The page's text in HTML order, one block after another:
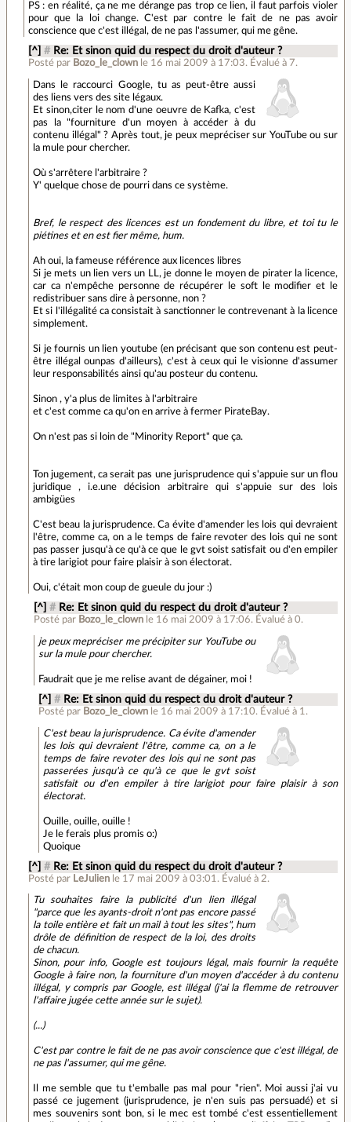
PS : en réalité, ça ne me dérange pas trop ce lien, il faut parfois violer
pour que la loi change. C'est par contre le fait de ne pas avoir
conscience que c'est illégal, de ne pas l'assumer, qui me gêne.
[^] # Re: Et sinon quid du respect du droit d'auteur ?
Posté par Bozo_le_clown le 16 mai 2009 à 17:03. Évalué à 7.
Dans le raccourci Google, tu as peut-être aussi
des liens vers des site légaux.
Et sinon,citer le nom d'une oeuvre de Kafka, c'est
pas la "fourniture d'un moyen à accéder à du
contenu illégal" ? Après tout, je peux mepréciser sur YouTube ou sur
la mule pour chercher.
Où s'arrêtere l'arbitraire ?
Y' quelque chose de pourri dans ce système.
Bref, le respect des licences est un fondement du libre, et toi tu le
piétines et en est fier même, hum.
Ah oui, la fameuse référence aux licences libres
Si je mets un lien vers un LL, je donne le moyen de pirater la licence,
car ca n'empêche personne de récupérer le soft le modifier et le
redistribuer sans dire à personne, non ?
Et si l'illégalité ca consistait à sanctionner le contrevenant à la licence
simplement.
Si je fournis un lien youtube (en précisant que son contenu est peut-
être illégal ounpas d'ailleurs), c'est à ceux qui le visionne d'assumer
leur responsabilités ainsi qu'au posteur du contenu.
Sinon , y'a plus de limites à l'arbitraire
et c'est comme ca qu'on en arrive à fermer PirateBay.
On n'est pas si loin de "Minority Report" que ça.
Ton jugement, ca serait pas une jurisprudence qui s'appuie sur un flou
juridique , i.e.une décision arbitraire qui s'appuie sur des lois
ambigües
C'est beau la jurisprudence. Ca évite d'amender les lois qui devraient
l'être, comme ca, on a le temps de faire revoter des lois qui ne sont
pas passer jusqu'à ce qu'à ce que le gvt soist satisfait ou d'en empiler
à tire larigiot pour faire plaisir à son électorat.
Oui, c'était mon coup de gueule du jour :)
[^] # Re: Et sinon quid du respect du droit d'auteur ?
Posté par Bozo_le_clown le 16 mai 2009 à 17:06. Évalué à 0.
je peuxmepréciserme précipiter sur YouTube ou
sur la mule pour chercher.
Faudrait que je me relise avant de dégainer, moi !
[^] # Re: Et sinon quid du respect du droit d'auteur ?
Posté par Bozo_le_clown le 16 mai 2009 à 17:10. Évalué à 1 .
C'est beau la jurisprudence. Ca évite d'amender
les lois qui devraient l'être, comme ca, on a le
temps de faire revoter des lois qui ne sont pas
passerées jusqu'à ce qu'à ce que le gvt soist
satisfait ou d'en empiler à tire larigiot pour faire plaisir à son
électorat.
Ouille, ouille, ouille !
Je le ferais plus promis o:)
Quoique
[^] # Re: Et sinon quid du respect du droit d'auteur ?
Posté par LeJulien le 17 mai 2009 à 03:01 . Évalué à 2.
Tu souhaites faire la publicité d'un lien illégal
"parce que les ayants-droit n'ont pas encore passé
la toile entière et fait un mail à tout les sites", hum
drôle de définition de respect de la loi, des droits
de chacun.
Sinon, pour info, Google est toujours légal, mais fournir la requête
Google à faire non, la fourniture d'un moyen d'accéder à du contenu
illégal, y compris par Google, est illégal (j'ai la flemme de retrouver
l'affaire jugée cette année sur le sujet).
(...)
C'est par contre le fait de ne pas avoir conscience que c'est illégal, de
ne pas l'assumer, qui me gêne.
Il me semble que tu t'emballe pas mal pour "rien". Moi aussi j'ai vu
passé ce jugement (jurisprudence, je n'en suis pas persuadé) et si
mes souvenirs sont bon, si le mec est tombé c'est essentiellement